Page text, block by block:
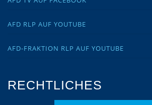
AFD RLP AUF YOUTUBE
AFD-FRAKTION RLP AUF YOUTUBE
RECHTLICHES